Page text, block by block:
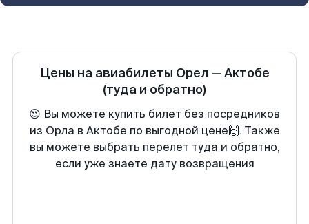
Цены на авиабилеты Орел — Актобе
(туда и обратно)
😍 Вы можете купить билет без посредников
из Орла в Актобе по выгодной цене🙌. Также
вы можете выбрать перелет туда и обратно,
если уже знаете дату возвращения